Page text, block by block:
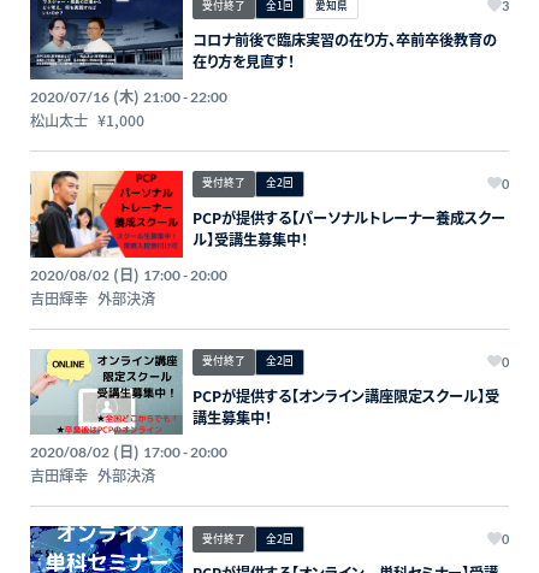
受付終了 全1回 愛知県 3
コロナ前後で臨床実習の在り方、卒前卒後教育の
在り方を見直す！
2020/07/16 (木) 21:00 - 22:00
松山太士 ¥1,000
受付終了 全2回 0
PCPが提供する【パーソナルトレーナー養成スクー
ル】受講生募集中！
2020/08/02 (日) 17:00 - 20:00
吉田輝幸 外部決済
受付終了 全2回 0
PCPが提供する【オンライン講座限定スクール】受
講生募集中！
2020/08/02 (日) 17:00 - 20:00
吉田輝幸 外部決済
受付終了 全2回 0